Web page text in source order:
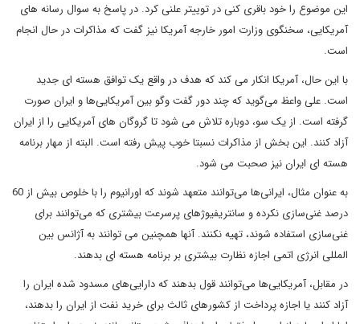
این موضوع را خود باقری کنی در توییتر علنی کرد. در پاسخ به سوال رسانه های
آمریکایی، سخنگوی وزارت امور خارجه آمریکا نیز گفت که مذاکرات در حال انجام
است.
با این حال، آمریکا انکار می کند که هدف در واقع یک توافق هسته ای جدید
است. علی واعظ می‌گوید که چند دور گفت وگو بین آمریکایی‌ها و ایران صورت
گرفته است. از یک سو، دوباره تلاش می شود تا گروگان های آمریکایی را از ایران
آزاد کنند. این بخش از مذاکرات نسبتا خوب پیش رفته است. البته از مهار برنامه
هسته ای ایران نیز صحبت می شود.
به عنوان مثال، ایرانی‌ها می‌توانند متعهد شوند که اورانیوم را با خلوص بیش از 60
درصد غنی‌سازی نکرده و سانتریفیوژهای پرسرعت بیشتری که می‌توانند برای
غنی‌سازی استفاده شوند، تهیه نکنند. آنها همچنین می توانند به آژانس بین
المللی انرژی اتمی اجازه نظارت بیشتری بر برنامه هسته ای بدهند.
در مقابل، آمریکایی‌ها می‌توانند قول بدهند که دارایی‌های مسدود شده ایران را
آزاد کنند یا اجازه پرداخت از کشورهای ثالث برای خرید نفت از ایران را بدهند،